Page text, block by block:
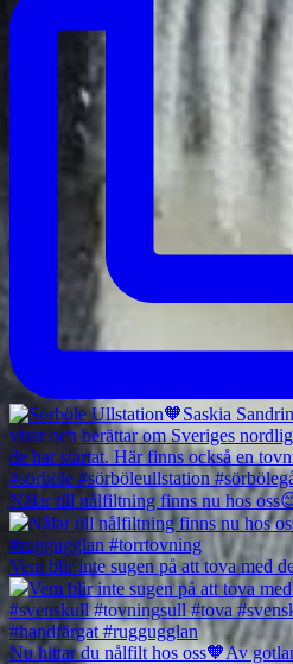
Nålar till nålfiltning finns nu hos
Vem blir inte sugen på att tova med
Nu hittar du nålfilt hos oss🧡Av